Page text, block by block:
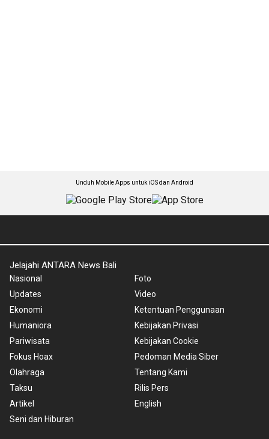
Unduh Mobile Apps untuk iOS dan Android
Jelajahi ANTARA News Bali
Nasional
Updates
Ekonomi
Humaniora
Pariwisata
Fokus Hoax
Olahraga
Taksu
Artikel
Seni dan Hiburan
Foto
Video
Ketentuan Penggunaan
Kebijakan Privasi
Kebijakan Cookie
Pedoman Media Siber
Tentang Kami
Rilis Pers
English